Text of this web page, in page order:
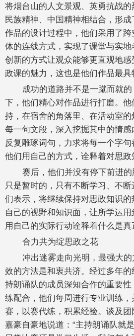
将烟台山的人文景观、英勇抗战
民族精神、中国精神相结合，形
作品的设计过程中，他们采用了
体的连线方式，实现了课堂与实
创新的方式让观众能够更直观地
政课的魅力，这也是他们作品最具
成功的道路并不是一蹴而就
下，他们精心对作品进行打磨。
持，在宿舍的角落里、在活动室
每一句文段，深入挖掘其中的情
反复雕琢词句，力求将每一个字句
他们用自己的方式，诠释着对思政
赛后，他们并没有停下前进
只是暂时的，只有不断学习、不
们表示，将继续保持对思政知识
自己的视野和知识面，让所学运
用自己的实际行动诠释着什么是真
合力共为绽思政之花
冲出迷雾走向光明，最强大
效的方法是和衷共济。经过多年
持朗诵队的成员深知合作的重要
练配合，他们每周进行专业训练
赛，以赛代练，积累经验。谈及
嘉豪自豪地说道：“主持朗诵队就